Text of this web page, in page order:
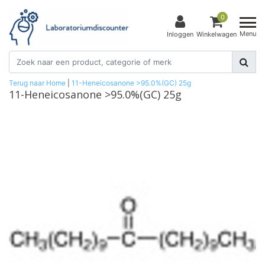
Inloggen
0
Winkelwagen Menu
Terug naar Home 11-Heneicosanone >95.0%(GC) 25g
11-Heneicosanone >95.0%(GC) 25g